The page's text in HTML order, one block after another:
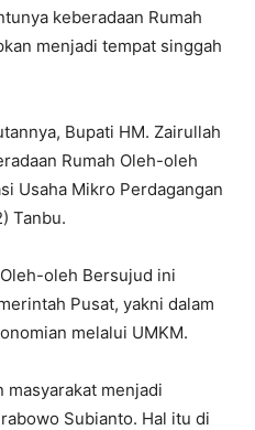
keberadaan Rumah
menjadi tempat singgah
Bupati HM. Zairullah
Rumah Oleh-oleh
Usaha Mikro Perdagangan
Tanbu.
oleh Bersujud ini
Pusat, yakni dalam
melalui UMKM.
masyarakat menjadi
Subianto. Hal itu di